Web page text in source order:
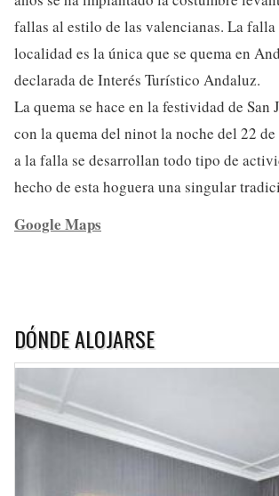
fallas al estilo de las valencianas. La falla
localidad es la única que se quema en
declarada de Interés Turístico Andaluz.
La quema se hace en la festividad de San
con la quema del ninot la noche del 22
a la falla se desarrollan todo tipo de
hecho de esta hoguera una singular
Google Maps
DÓNDE ALOJARSE